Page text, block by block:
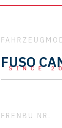
SINCE
FUSO
FRENBU NR.